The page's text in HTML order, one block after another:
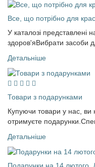
Все, що потрібно для
У каталозі представлені
здоров'яВибрати засоби
Детальніше
Товари з подарунками
Купуючи товари у нас, ви
отримуєте
Детальніше